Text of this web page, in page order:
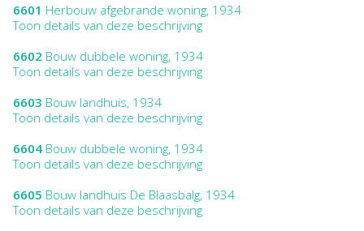
6601 Herbouw afgebrande woning, 1934
Toon details van deze beschrijving
6602 Bouw dubbele woning, 1934
Toon details van deze beschrijving
6603 Bouw landhuis, 1934
Toon details van deze beschrijving
6604 Bouw dubbele woning, 1934
Toon details van deze beschrijving
6605 Bouw landhuis De Blaasbalg, 1934
Toon details van deze beschrijving